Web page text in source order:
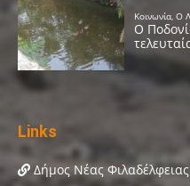
Links
Δήμος Νέας Φιλαδέλφειας